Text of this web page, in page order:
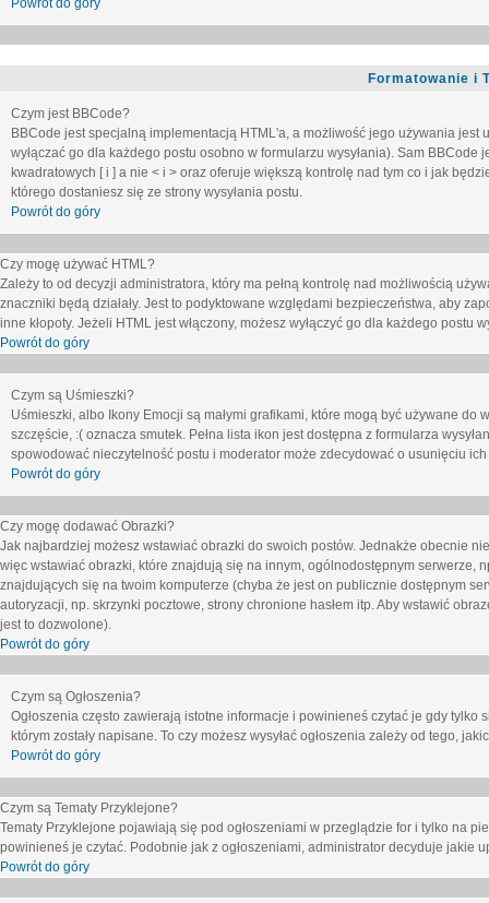
Powrót do góry
Formatowanie i
Czym jest BBCode?
BBCode jest specjalną implementacją HTML'a, a możliwość jego używania
wyłączać go dla każdego postu osobno w formularzu wysyłania). Sam
kwadratowych [ i ] a nie < i > oraz oferuje większą kontrolę nad tym co i jak
którego dostaniesz się ze strony wysyłania postu.
Powrót do góry
Czy mogę używać HTML?
Zależy to od decyzji administratora, który ma pełną kontrolę nad możliwością
znaczniki będą działały. Jest to podyktowane względami bezpieczeństwa, aby
inne kłopoty. Jeżeli HTML jest włączony, możesz wyłączyć go dla każdego
Powrót do góry
Czym są Uśmieszki?
Uśmieszki, albo Ikony Emocji są małymi grafikami, które mogą być używane
szczęście, :( oznacza smutek. Pełna lista ikon jest dostępna z formularza
spowodować nieczytelność postu i moderator może zdecydować o usunięciu ich
Powrót do góry
Czy mogę dodawać Obrazki?
Jak najbardziej możesz wstawiać obrazki do swoich postów. Jednakże obecnie
więc wstawiać obrazki, które znajdują się na innym, ogólnodostępnym serwerze,
znajdujących się na twoim komputerze (chyba że jest on publicznie dostępnym
autoryzacji, np. skrzynki pocztowe, strony chronione hasłem itp. Aby wstawić
jest to dozwolone).
Powrót do góry
Czym są Ogłoszenia?
Ogłoszenia często zawierają istotne informacje i powinieneś czytać je gdy
którym zostały napisane. To czy możesz wysyłać ogłoszenia zależy od tego,
Powrót do góry
Czym są Tematy Przyklejone?
Tematy Przyklejone pojawiają się pod ogłoszeniami w przeglądzie for i tylko na
powinieneś je czytać. Podobnie jak z ogłoszeniami, administrator decyduje
Powrót do góry